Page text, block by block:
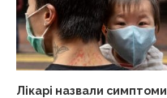
Лікарі назвали симптоми